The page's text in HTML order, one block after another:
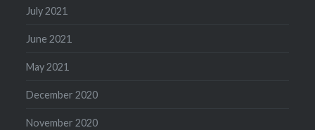
July 2021
June 2021
May 2021
December 2020
November 2020